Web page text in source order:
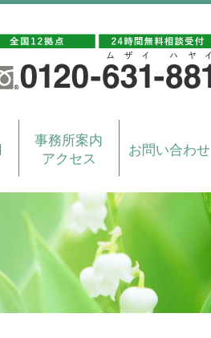
事務所案内
アクセス
お問い合わせ